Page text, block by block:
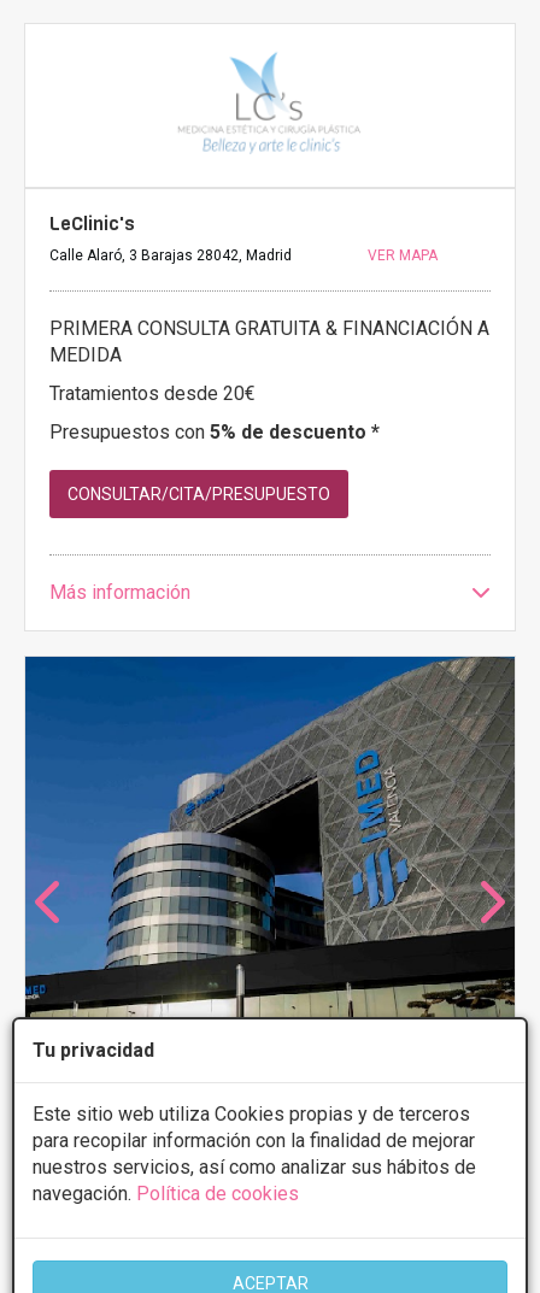
Tu privacidad
Este sitio web utiliza Cookies propias y de terceros
para recopilar información con la finalidad de mejorar
nuestros servicios, así como analizar sus hábitos de
navegación. Política de cookies
ACEPTAR
LeClinic's
Calle Alaró, 3 Barajas 28042, Madrid VER MAPA
PRIMERA CONSULTA GRATUITA & FINANCIACIÓN A
MEDIDA
Tratamientos desde 20€
Presupuestos con 5% de descuento *
CONSULTAR/CITA/PRESUPUESTO
Más información